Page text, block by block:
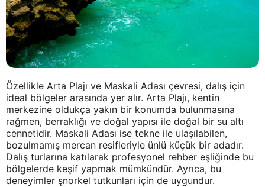
Özellikle Arta Plajı ve Maskali Adası çevresi, dalış için
ideal bölgeler arasında yer alır. Arta Plajı, kentin
merkezine oldukça yakın bir konumda bulunmasına
rağmen, berraklığı ve doğal yapısı ile doğal bir su altı
cennetidir. Maskali Adası ise tekne ile ulaşılabilen,
bozulmamış mercan resifleriyle ünlü küçük bir adadır.
Dalış turlarına katılarak profesyonel rehber eşliğinde bu
bölgelerde keşif yapmak mümkündür. Ayrıca, bu
deneyimler şnorkel tutkunları için de uygundur.